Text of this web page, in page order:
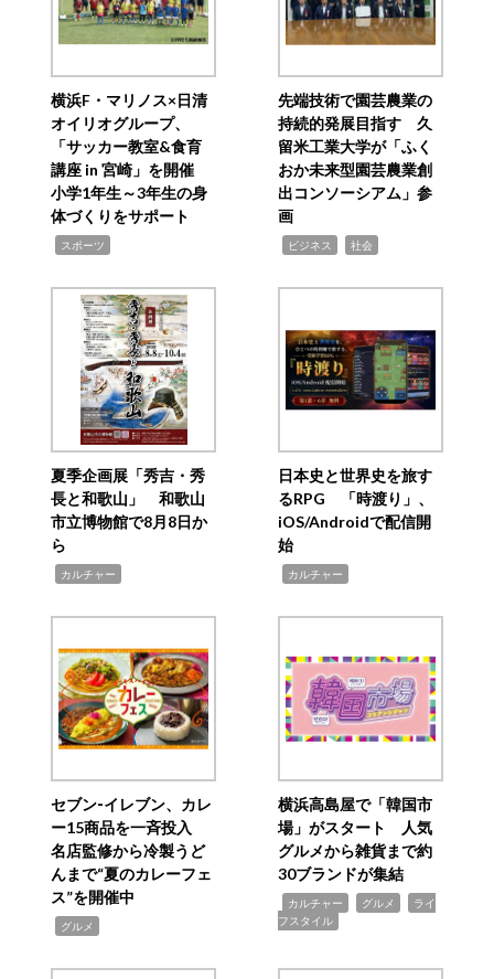
横浜F・マリノス×日清
オイリオグループ、
「サッカー教室&食育
講座 in 宮崎」を開催
小学1年生～3年生の身
体づくりをサポート
スポーツ
先端技術で園芸農業の
持続的発展目指す 久
留米工業大学が「ふく
おか未来型園芸農業創
出コンソーシアム」参
画
ビジネス 社会
夏季企画展「秀吉・秀
長と和歌山」 和歌山
市立博物館で8月8日か
ら
カルチャー
日本史と世界史を旅す
るRPG 「時渡り」、
iOS/Androidで配信開
始
カルチャー
セブン‐イレブン、カレ
ー15商品を一斉投入
名店監修から冷製うど
んまで“夏のカレーフェ
ス”を開催中
グルメ
横浜高島屋で「韓国市
場」がスタート 人気
グルメから雑貨まで約
30ブランドが集結
カルチャー グルメ
ライ
フスタイル